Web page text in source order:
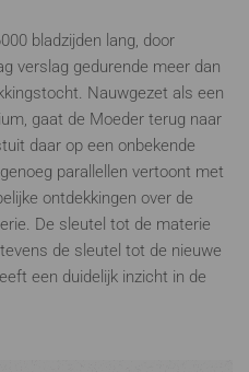
bladzijden lang, door
verslag gedurende meer dan
Nauwgezet als een
gaat de Moeder terug naar
daar op een onbekende
parallellen vertoont met
ontdekkingen over de
De sleutel tot de materie
de sleutel tot de nieuwe
een duidelijk inzicht in de